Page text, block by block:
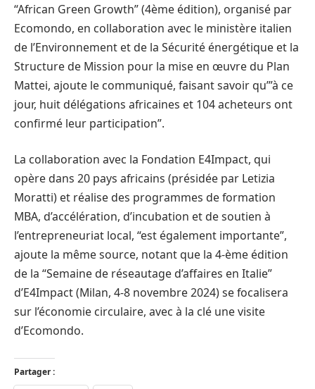
“African Green Growth” (4ème édition), organisé par
Ecomondo, en collaboration avec le ministère italien
de l’Environnement et de la Sécurité énergétique et la
Structure de Mission pour la mise en œuvre du Plan
Mattei, ajoute le communiqué, faisant savoir qu’”à ce
jour, huit délégations africaines et 104 acheteurs ont
confirmé leur participation”.
La collaboration avec la Fondation E4Impact, qui
opère dans 20 pays africains (présidée par Letizia
Moratti) et réalise des programmes de formation
MBA, d’accélération, d’incubation et de soutien à
l’entrepreneuriat local, “est également importante”,
ajoute la même source, notant que la 4-ème édition
de la “Semaine de réseautage d’affaires en Italie”
d’E4Impact (Milan, 4-8 novembre 2024) se focalisera
sur l’économie circulaire, avec à la clé une visite
d’Ecomondo.
Partager :